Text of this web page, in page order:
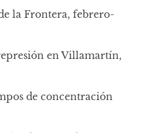
la Frontera, febrero-
en Villamartín,
de concentración